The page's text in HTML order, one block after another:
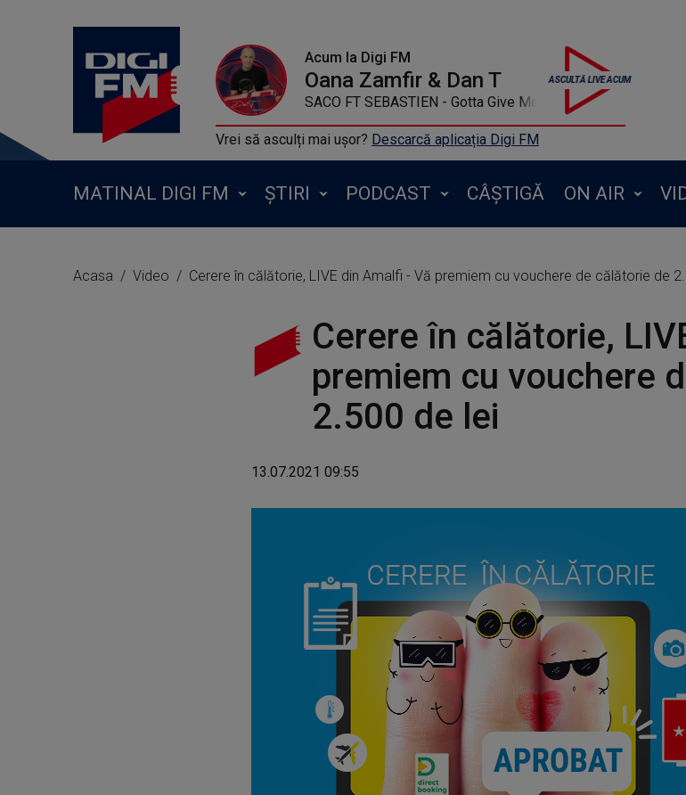
Acum la Digi FM
Oana Zamfir & Dan T
SACO FT SEBASTIEN - Gotta Give Me
Vrei să asculți mai ușor? Descarcă aplicația Digi FM
MATINAL DIGI FM ȘTIRI PODCAST CÂȘTIGĂ ON AIR
Acasa Video Cerere în călătorie, LIVE din Amalfi - Vă premiem cu vouchere de călătorie de
Cerere în călătorie,
premiem cu vouchere
2.500 de lei
13.07.2021 09:55